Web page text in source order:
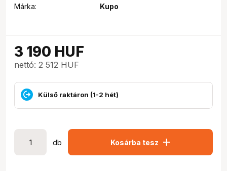
Márka:
Kupo
3 190 HUF
nettó: 2 512 HUF
Külső raktáron (1-2 hét)
db Kosárba tesz add